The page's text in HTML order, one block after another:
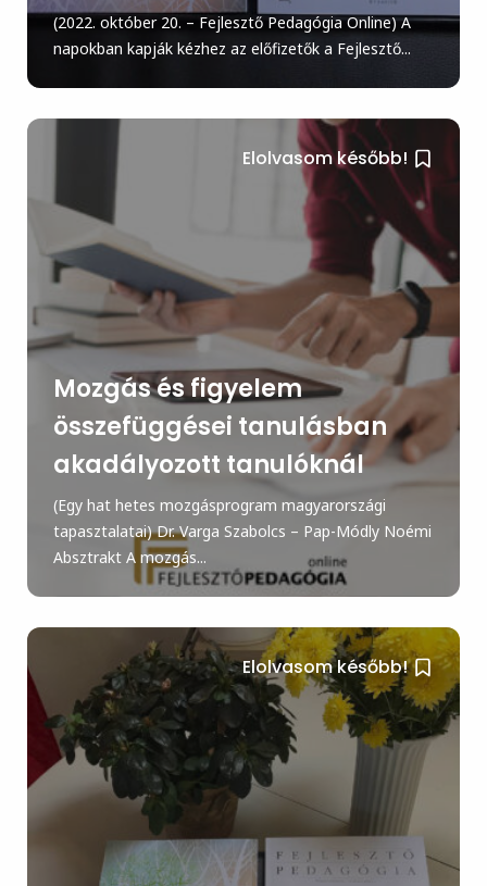
(2022. október 20. – Fejlesztő Pedagógia Online) A
napokban kapják kézhez az előfizetők a Fejlesztő...
Elolvasom később!
Mozgás és figyelem
összefüggései tanulásban
akadályozott tanulóknál
(Egy hat hetes mozgásprogram magyarországi
tapasztalatai) Dr. Varga Szabolcs – Pap-Módly Noémi
Absztrakt A mozgás...
Elolvasom később!